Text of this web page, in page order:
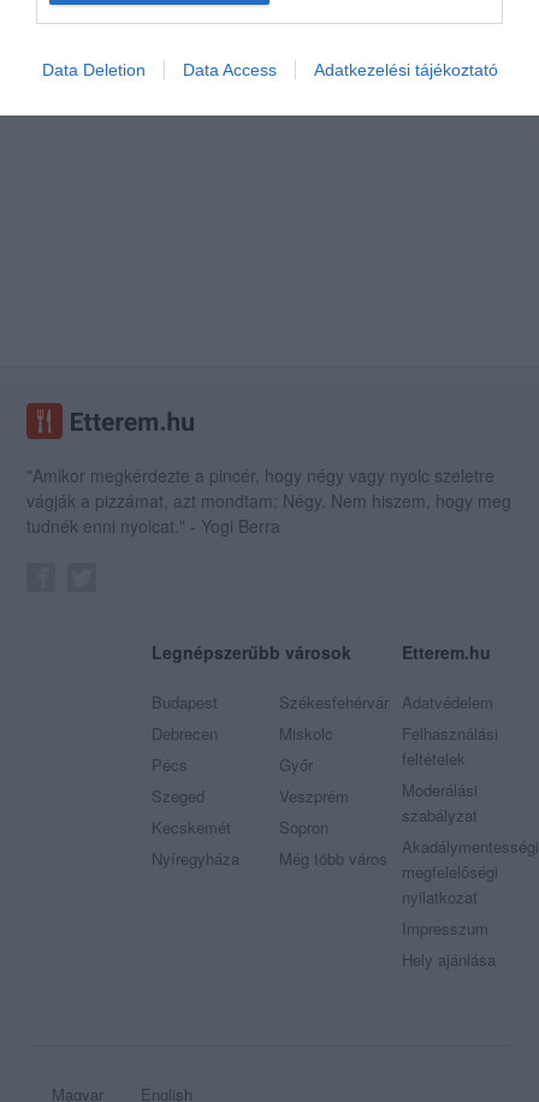
Data Deletion Data Access Adatkezelési tájékoztató
"Amikor megkérdezte a pincér, hogy négy vagy nyolc szeletre
vágják a pizzámat, azt mondtam; Négy. Nem hiszem, hogy meg
tudnék enni nyolcat." - Yogi Berra
Legnépszerűbb városok
Budapest
Debrecen
Pécs
Szeged
Kecskemét
Nyíregyháza
Székesfehérvár
Miskolc
Győr
Veszprém
Sopron
Még több város
Etterem.hu
Adatvédelem
Felhasználási
feltételek
Moderálási
szabályzat
Akadálymentességi
megfelelőségi
nyilatkozat
Impresszum
Hely ajánlása
Magyar English